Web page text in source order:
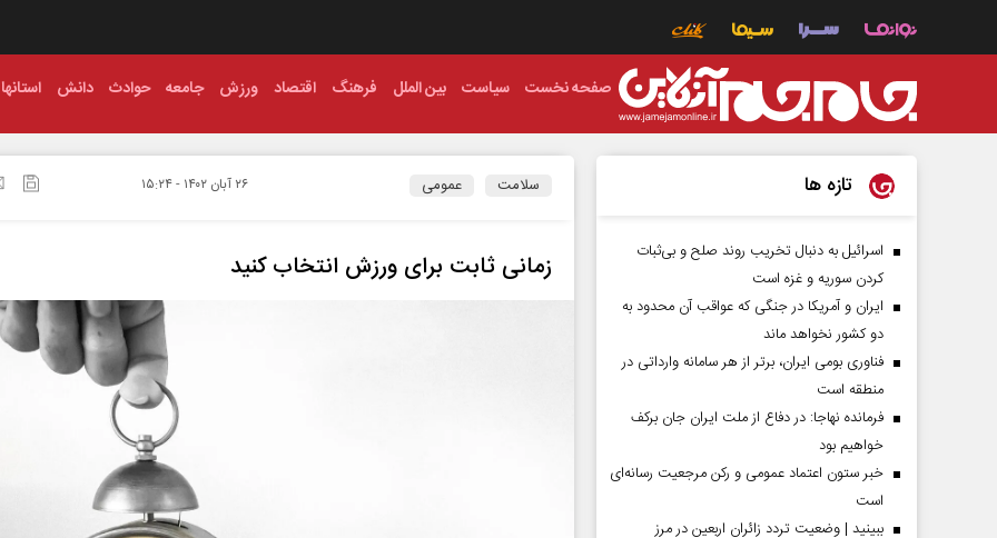
صفحه نخست سیاست بین الملل فرهنگ اقتصاد ورزش جامعه حوادث دانش استانها
سلامت عمومی ۲۶ آبان ۱۴۰۲ - ۱۵:۲۴
زمانی ثابت برای ورزش انتخاب کنید
تازه ها
اسرائیل به دنبال تخریب روند صلح و بی‌ثبات
کردن سوریه و غزه است
ایران و آمریکا در جنگی که عواقب آن محدود به
دو کشور نخواهد ماند
فناوری بومی ایران، برتر از هر سامانه وارداتی در
منطقه است
فرمانده نهاجا: در دفاع از ملت ایران جان برکف
خواهیم بود
خبر ستون اعتماد عمومی و رکن مرجعیت رسانه‌ای
است
ببینید | وضعیت تردد زائران اربعین در مرز